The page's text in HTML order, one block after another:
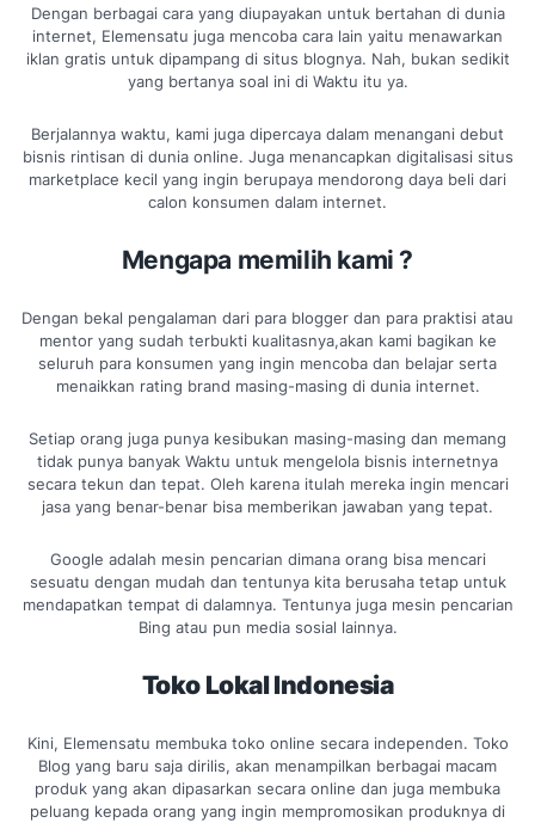
Dengan berbagai cara yang diupayakan untuk bertahan di dunia
internet, Elemensatu juga mencoba cara lain yaitu menawarkan
iklan gratis untuk dipampang di situs blognya. Nah, bukan sedikit
yang bertanya soal ini di Waktu itu ya.
Berjalannya waktu, kami juga dipercaya dalam menangani debut
bisnis rintisan di dunia online. Juga menancapkan digitalisasi situs
marketplace kecil yang ingin berupaya mendorong daya beli dari
calon konsumen dalam internet.
Mengapa memilih kami ?
Dengan bekal pengalaman dari para blogger dan para praktisi atau
mentor yang sudah terbukti kualitasnya,akan kami bagikan ke
seluruh para konsumen yang ingin mencoba dan belajar serta
menaikkan rating brand masing-masing di dunia internet.
Setiap orang juga punya kesibukan masing-masing dan memang
tidak punya banyak Waktu untuk mengelola bisnis internetnya
secara tekun dan tepat. Oleh karena itulah mereka ingin mencari
jasa yang benar-benar bisa memberikan jawaban yang tepat.
Google adalah mesin pencarian dimana orang bisa mencari
sesuatu dengan mudah dan tentunya kita berusaha tetap untuk
mendapatkan tempat di dalamnya. Tentunya juga mesin pencarian
Bing atau pun media sosial lainnya.
Toko Lokal Indonesia
Kini, Elemensatu membuka toko online secara independen. Toko
Blog yang baru saja dirilis, akan menampilkan berbagai macam
produk yang akan dipasarkan secara online dan juga membuka
peluang kepada orang yang ingin mempromosikan produknya di